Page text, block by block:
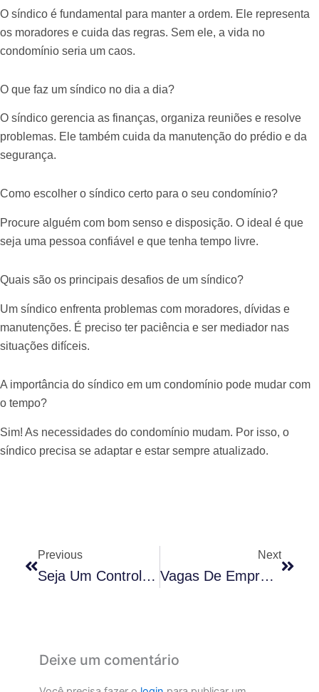
O síndico é fundamental para manter a ordem. Ele representa
os moradores e cuida das regras. Sem ele, a vida no
condomínio seria um caos.
O que faz um síndico no dia a dia?
O síndico gerencia as finanças, organiza reuniões e resolve
problemas. Ele também cuida da manutenção do prédio e da
segurança.
Como escolher o síndico certo para o seu condomínio?
Procure alguém com bom senso e disposição. O ideal é que
seja uma pessoa confiável e que tenha tempo livre.
Quais são os principais desafios de um síndico?
Um síndico enfrenta problemas com moradores, dívidas e
manutenções. É preciso ter paciência e ser mediador nas
situações difíceis.
A importância do síndico em um condomínio pode mudar com
o tempo?
Sim! As necessidades do condomínio mudam. Por isso, o
síndico precisa se adaptar e estar sempre atualizado.
Previous
Seja Um Controlador De Acesso: Curso Completo Para Profissionais De Segurança
Next
Vagas De Emprego Em Condomínios De Alto Padrão
Deixe um comentário